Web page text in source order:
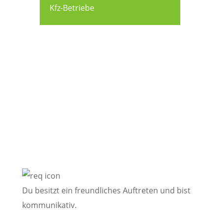
Kfz-Betriebe
Du besitzt ein freundliches Auftreten und bist
kommunikativ.